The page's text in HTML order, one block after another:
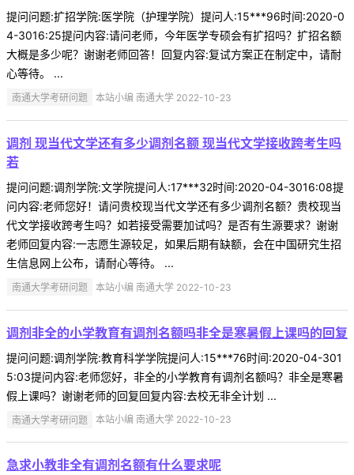
提问问题:扩招学院:医学院（护理学院）提问人:15***96时间:2020-0
4-3016:25提问内容:请问老师，今年医学专硕会有扩招吗？扩招名额
大概是多少呢？谢谢老师回答！回复内容:复试方案正在制定中，请耐
心等待。 ...
南通大学考研问题 本站小编 南通大学 2022-10-23
调剂 现当代文学还有多少调剂名额 现当代文学接收跨考生吗
若
提问问题:调剂学院:文学院提问人:17***32时间:2020-04-3016:08提
问内容:老师您好！请问贵校现当代文学还有多少调剂名额？贵校现当
代文学接收跨考生吗？如若接受需要加试吗？是否有生源要求？谢谢
老师回复内容:一志愿生源较足，如果后期有缺额，会在中国研究生招
生信息网上公布，请耐心等待。 ...
南通大学考研问题 本站小编 南通大学 2022-10-23
调剂非全的小学教育有调剂名额吗非全是寒暑假上课吗的回复
提问问题:调剂学院:教育科学学院提问人:15***76时间:2020-04-301
5:03提问内容:老师您好，非全的小学教育有调剂名额吗？非全是寒暑
假上课吗？谢谢老师的回复回复内容:去校无非全计划 ...
南通大学考研问题 本站小编 南通大学 2022-10-23
急求小教非全有调剂名额有什么要求呢